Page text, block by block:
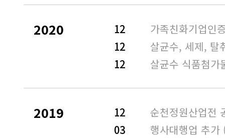
2020 12
가족친화기업인
12
살균수, 세제, 탈
12
살균수 식품첨가
2019 12
순천정원산업전
03
행사대행업 추가